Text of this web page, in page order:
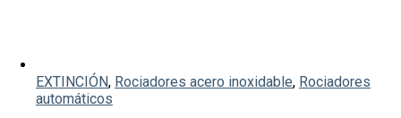
EXTINCIÓN, Rociadores acero inoxidable, Rociadores
automáticos